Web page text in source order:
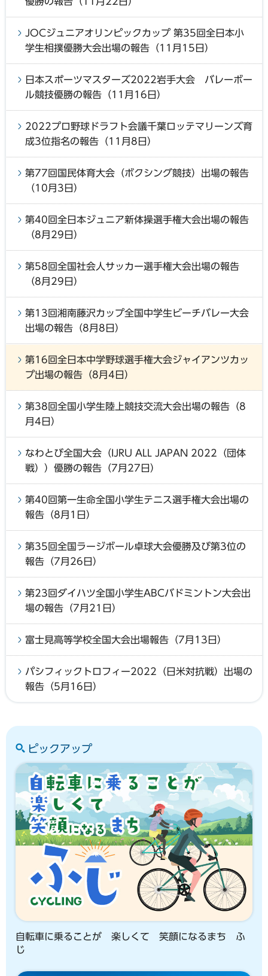
JOCジュニアオリンピックカップ 第35回全日本小
学生相撲優勝大会出場の報告（11月15日）
日本スポーツマスターズ2022岩手大会 バレーボー
ル競技優勝の報告（11月16日）
2022プロ野球ドラフト会議千葉ロッテマリーンズ育
成3位指名の報告（11月8日）
第77回国民体育大会（ボクシング競技）出場の報告
（10月3日）
第40回全日本ジュニア新体操選手権大会出場の報告
（8月29日）
第58回全国社会人サッカー選手権大会出場の報告
（8月29日）
第13回湘南藤沢カップ全国中学生ビーチバレー大会
出場の報告（8月8日）
第16回全日本中学野球選手権大会ジャイアンツカッ
プ出場の報告（8月4日）
第38回全国小学生陸上競技交流大会出場の報告（8
月4日）
なわとび全国大会（IJRU ALL JAPAN 2022（団体
戦））優勝の報告（7月27日）
第40回第一生命全国小学生テニス選手権大会出場の
報告（8月1日）
第35回全国ラージボール卓球大会優勝及び第3位の
報告（7月26日）
第23回ダイハツ全国小学生ABCバドミントン大会出
場の報告（7月21日）
富士見高等学校全国大会出場報告（7月13日）
パシフィックトロフィー2022（日米対抗戦）出場の
報告（5月16日）
ピックアップ
自転車に乗ることが 楽しくて 笑顔になるまち ふ
じ